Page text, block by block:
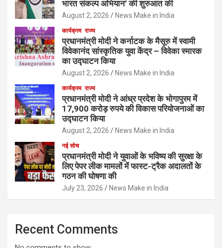
भारत संकल्प अभियान’ की शुरुआत की
August 2, 2026 News Make in India
कार्यक्रम राज्य
प्रधानमंत्री मोदी ने कर्नाटक के मैसूरु में स्वामी
विवेकानंद सांस्कृतिक युवा केंद्र – विवेका स्मारक
का उद्घाटन किया
August 2, 2026 News Make in India
कार्यक्रम राज्य
प्रधानमंत्री मोदी ने आंध्र प्रदेश के भोगापुरम में
17,900 करोड़ रुपये की विकास परियोजनाओं का
उद्घाटन किया
August 2, 2026 News Make in India
नई सोच
प्रधानमंत्री मोदी ने युवाओं के भविष्य की सुरक्षा के
लिए पेपर लीक मामलों में फास्ट-ट्रैक अदालतों के
गठन की घोषणा की
July 23, 2026 News Make in India
Recent Comments